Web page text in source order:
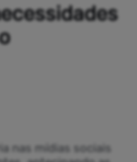
nas mídias sociais